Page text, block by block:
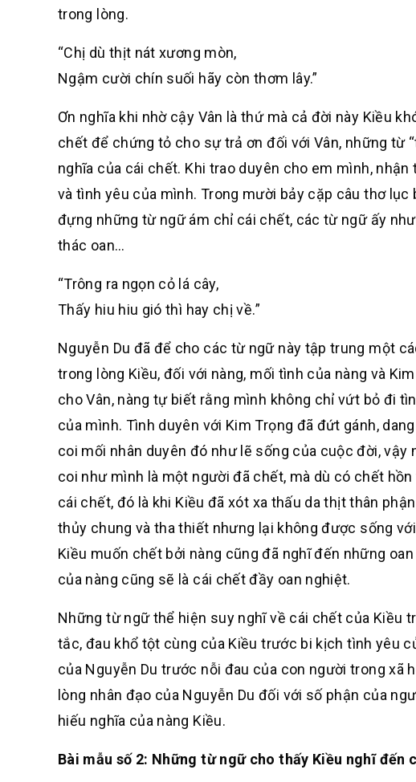
trong lòng.
“Chị dù thịt nát xương mòn,
Ngậm cười chín suối hãy còn thơm lây.”
Ơn nghĩa khi nhờ cậy Vân là thứ mà cả đời này Kiều
chết để chứng tỏ cho sự trả ơn đối với Vân, những từ
nghĩa của cái chết. Khi trao duyên cho em mình,
và tình yêu của mình. Trong mười bảy cặp câu thơ
đựng những từ ngữ ám chỉ cái chết, các từ ngữ ấy
thác oan…
“Trông ra ngọn cỏ lá cây,
Thấy hiu hiu gió thì hay chị về.”
Nguyễn Du đã để cho các từ ngữ này tập trung một
trong lòng Kiều, đối với nàng, mối tình của nàng và
cho Vân, nàng tự biết rằng mình không chỉ vứt bỏ đi
của mình. Tình duyên với Kim Trọng đã đứt gánh,
coi mối nhân duyên đó như lẽ sống của cuộc đời,
coi như mình là một người đã chết, mà dù có chết
cái chết, đó là khi Kiều đã xót xa thấu da thịt thân
thủy chung và tha thiết nhưng lại không được sống
Kiều muốn chết bởi nàng cũng đã nghĩ đến những
của nàng cũng sẽ là cái chết đầy oan nghiệt.
Những từ ngữ thể hiện suy nghĩ về cái chết của Kiều
tắc, đau khổ tột cùng của Kiều trước bi kịch tình yêu
của Nguyễn Du trước nỗi đau của con người trong xã
lòng nhân đạo của Nguyễn Du đối với số phận của
hiếu nghĩa của nàng Kiều.
Bài mẫu số 2: Những từ ngữ cho thấy Kiều nghĩ